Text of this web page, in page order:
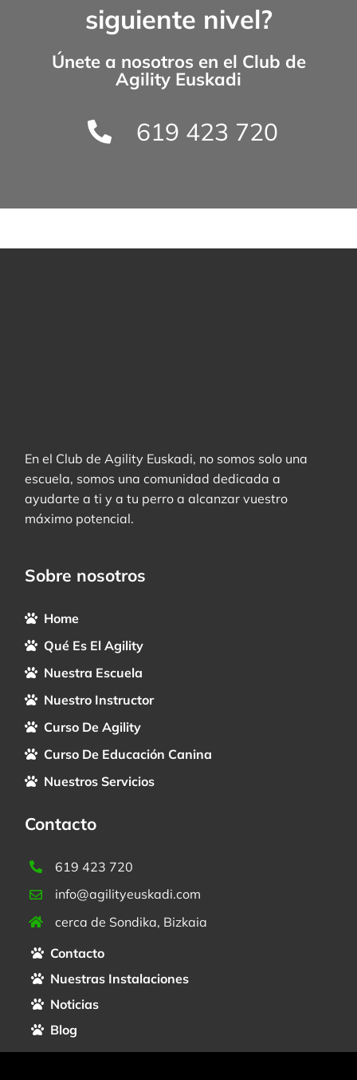
siguiente nivel?
Únete a nosotros en el Club de
Agility Euskadi
619 423 720
En el Club de Agility Euskadi, no somos solo una
escuela, somos una comunidad dedicada a
ayudarte a ti y a tu perro a alcanzar vuestro
máximo potencial.
Sobre nosotros
Home
Qué Es El Agility
Nuestra Escuela
Nuestro Instructor
Curso De Agility
Curso De Educación Canina
Nuestros Servicios
Contacto
619 423 720
info@agilityeuskadi.com
cerca de Sondika, Bizkaia
Contacto
Nuestras Instalaciones
Noticias
Blog